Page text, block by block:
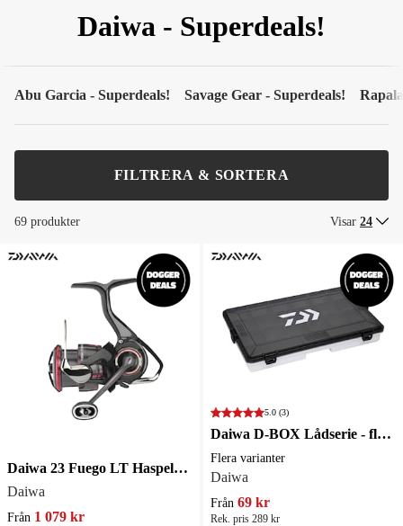
Daiwa - Superdeals!
Abu Garcia - Superdeals! Savage Gear - Superdeals!
FILTRERA & SORTERA
69 produkter Visar 24
Daiwa 23 Fuego LT Haspelrulle
Daiwa
Från 1 079 kr
5.0 (3)
Daiwa D-BOX Lådserie - flera varianter
Flera varianter
Daiwa
Från 69 kr
Rek. pris 289 kr